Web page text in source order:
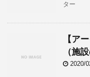
ター
【ア
（施
2020/